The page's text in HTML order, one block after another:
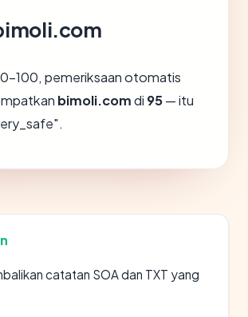
0-100, pemeriksaan otomatis
bimoli.comdi 95— itu
catatan SOA dan TXT yang